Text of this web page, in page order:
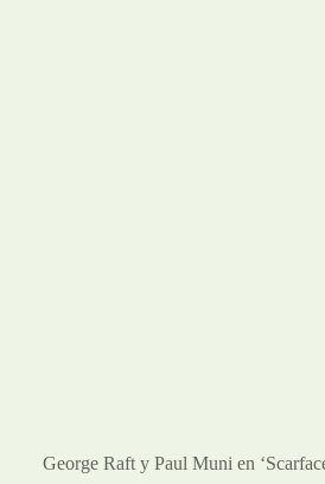
George Raft y Paul Muni en